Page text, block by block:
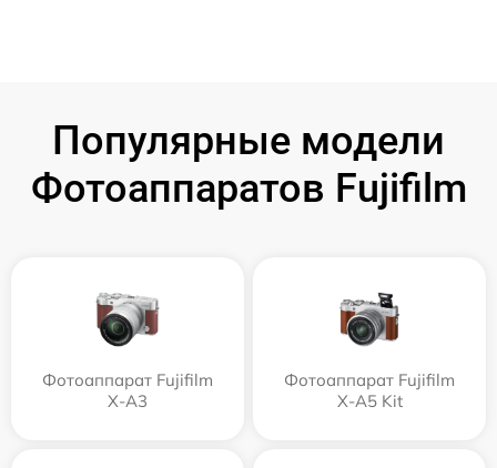
Популярные модели
Фотоаппаратов Fujifilm
Фотоаппарат Fujifilm
X-A3
Фотоаппарат Fujifilm
X-A5 Kit